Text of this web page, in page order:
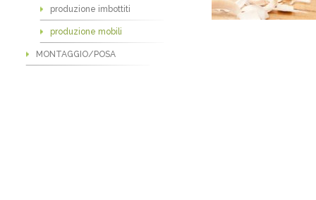
produzione imbottiti
produzione mobili
MONTAGGIO/POSA